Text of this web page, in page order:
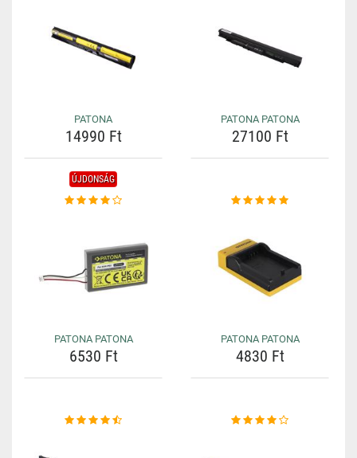
PATONA
14990 Ft
PATONA PATONA
27100 Ft
ÚJDONSÁG
PATONA PATONA
6530 Ft
PATONA PATONA
4830 Ft